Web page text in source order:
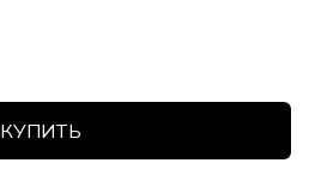
КУПИТЬ